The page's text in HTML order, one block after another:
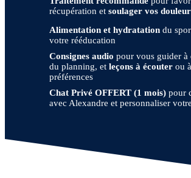
récupération et soulager vos
Alimentation et hydratationdu
votre rééducation
Consignes audio pour vous guider à
du planning, et leçons à écouterou
préférences
Chat Privé OFFERT (1 mois)pour
avec Alexandre et personnaliser